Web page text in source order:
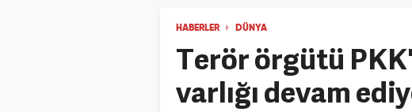
HABERLER DÜNYA
Terör örgütü
varlığı devam